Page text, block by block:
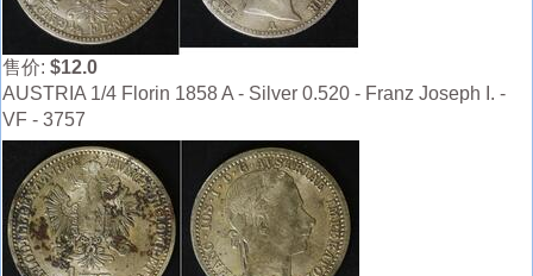
售价: $12.0
AUSTRIA 1/4 Florin 1858 A - Silver 0.520 - Franz Joseph I. -
VF - 3757